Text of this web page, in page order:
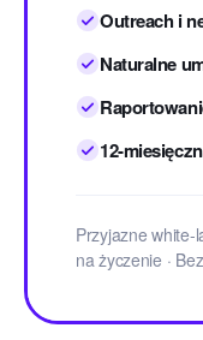
Outreach i
Naturalne
12-
Przyjazne white-
na życzenie ·